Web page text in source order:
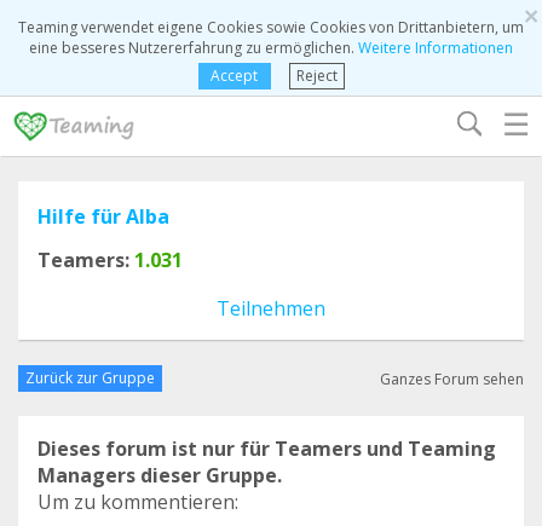
×
Teaming verwendet eigene Cookies sowie Cookies von Drittanbietern, um
eine besseres Nutzererfahrung zu ermöglichen. Weitere Informationen
Accept
Reject
☰
Hilfe für Alba
Teamers: 1.031
Teilnehmen
Zurück zur Gruppe Ganzes Forum sehen
Dieses forum ist nur für Teamers und Teaming
Managers dieser Gruppe.
Um zu kommentieren: